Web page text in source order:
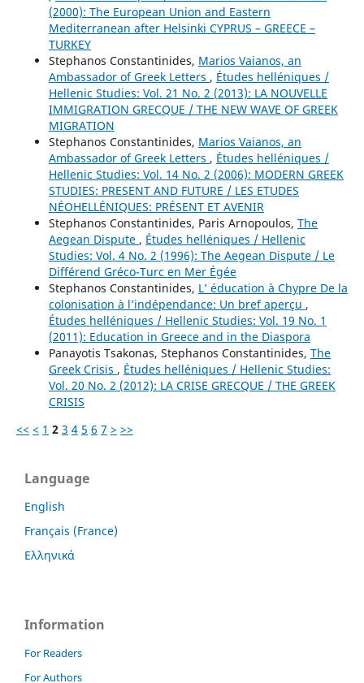
(2000): The European Union and Eastern
Mediterranean after Helsinki CYPRUS – GREECE –
TURKEY
Stephanos Constantinides, Marios Vaianos, an
Ambassador of Greek Letters , Études helléniques /
Hellenic Studies: Vol. 21 No. 2 (2013): LA NOUVELLE
IMMIGRATION GRECQUE / THE NEW WAVE OF GREEK
MIGRATION
Stephanos Constantinides, Marios Vaianos, an
Ambassador of Greek Letters , Études helléniques /
Hellenic Studies: Vol. 14 No. 2 (2006): MODERN GREEK
STUDIES: PRESENT AND FUTURE / LES ETUDES
NÉOHELLÉNIQUES: PRÉSENT ET AVENIR
Stephanos Constantinides, Paris Arnopoulos, The
Aegean Dispute , Études helléniques / Hellenic
Studies: Vol. 4 No. 2 (1996): The Aegean Dispute / Le
Différend Gréco-Turc en Mer Égée
Stephanos Constantinides, L’ éducation à Chypre De la
colonisation à l’indépendance: Un bref aperçu ,
Études helléniques / Hellenic Studies: Vol. 19 No. 1
(2011): Education in Greece and in the Diaspora
Panayotis Tsakonas, Stephanos Constantinides, The
Greek Crisis , Études helléniques / Hellenic Studies:
Vol. 20 No. 2 (2012): LA CRISE GRECQUE / THE GREEK
CRISIS
<< < 1 2 3 4 5 6 7 > >>
Language
English
Français (France)
Ελληνικά
Information
For Readers
For Authors